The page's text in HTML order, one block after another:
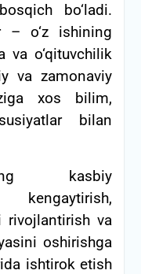
bo‘ladi.
– o‘z ishining
va o‘qituvchilik
va zamonaviy
xos bilim,
bilan
kasbiy
rivojlantirish va
oshirishga
ishtirok etish